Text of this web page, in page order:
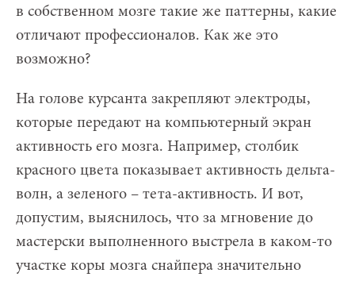
в собственном мозге такие же паттерны, какие
отличают профессионалов. Как же это
возможно?
На голове курсанта закрепляют электроды,
которые передают на компьютерный экран
активность его мозга. Например, столбик
красного цвета показывает активность дельта-
волн, а зеленого – тета-активность. И вот,
допустим, выяснилось, что за мгновение до
мастерски выполненного выстрела в каком-то
участке коры мозга снайпера значительно